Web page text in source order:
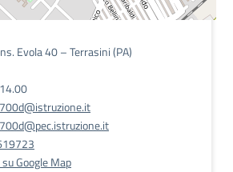
Evola 40 – Terrasini (PA)
Google Map